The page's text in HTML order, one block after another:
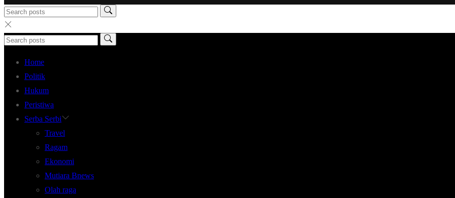
Home
Politik
Hukum
Peristiwa
Serba Serbi
Travel
Ragam
Ekonomi
Mutiara Bnews
Olah raga